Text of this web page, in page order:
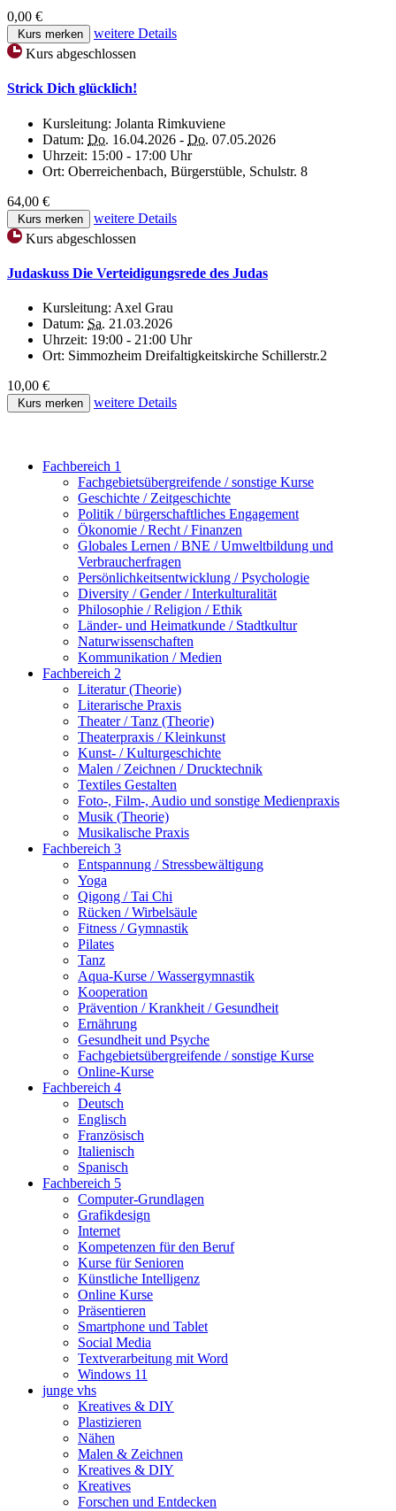
0,00 €
Kurs merken
weitere Details
Kurs abgeschlossen
Strick Dich glücklich!
Kursleitung: Jolanta Rimkuviene
Datum: Do. 16.04.2026 - Do. 07.05.2026
Uhrzeit: 15:00 - 17:00 Uhr
Ort: Oberreichenbach, Bürgerstüble, Schulstr. 8
64,00 €
Kurs merken
weitere Details
Kurs abgeschlossen
Judaskuss Die Verteidigungsrede des Judas
Kursleitung: Axel Grau
Datum: Sa. 21.03.2026
Uhrzeit: 19:00 - 21:00 Uhr
Ort: Simmozheim Dreifaltigkeitskirche Schillerstr.2
10,00 €
Kurs merken weitere Details
Fachbereich 1
Fachgebietsübergreifende / sonstige Kurse
Geschichte / Zeitgeschichte
Politik / bürgerschaftliches Engagement
Ökonomie / Recht / Finanzen
Globales Lernen / BNE / Umweltbildung und
Verbraucherfragen
Persönlichkeitsentwicklung / Psychologie
Diversity / Gender / Interkulturalität
Philosophie / Religion / Ethik
Länder- und Heimatkunde / Stadtkultur
Naturwissenschaften
Kommunikation / Medien
Fachbereich 2
Literatur (Theorie)
Literarische Praxis
Theater / Tanz (Theorie)
Theaterpraxis / Kleinkunst
Kunst- / Kulturgeschichte
Malen / Zeichnen / Drucktechnik
Textiles Gestalten
Foto-, Film-, Audio und sonstige Medienpraxis
Musik (Theorie)
Musikalische Praxis
Fachbereich 3
Entspannung / Stressbewältigung
Yoga
Qigong / Tai Chi
Rücken / Wirbelsäule
Fitness / Gymnastik
Pilates
Tanz
Aqua-Kurse / Wassergymnastik
Kooperation
Prävention / Krankheit / Gesundheit
Ernährung
Gesundheit und Psyche
Fachgebietsübergreifende / sonstige Kurse
Online-Kurse
Fachbereich 4
Deutsch
Englisch
Französisch
Italienisch
Spanisch
Fachbereich 5
Computer-Grundlagen
Grafikdesign
Internet
Kompetenzen für den Beruf
Kurse für Senioren
Künstliche Intelligenz
Online Kurse
Präsentieren
Smartphone und Tablet
Social Media
Textverarbeitung mit Word
Windows 11
junge vhs
Kreatives & DIY
Plastizieren
Nähen
Malen & Zeichnen
Kreatives & DIY
Kreatives
Forschen und Entdecken